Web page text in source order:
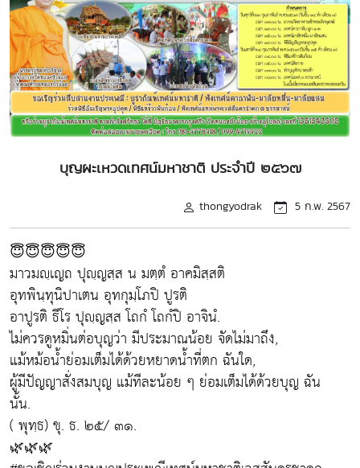
บุญผะเหวดเทศน์มหาชาติ ประจำปี ๒๕๖๗
thongyodrak 5 ก.พ. 2567
😇😇😇😇😇
มาวมญฺเญถ ปุญฺญสฺส น มตฺตํ อาคมิสฺสติ
อุทพินฺทุนิปาเตน อุทกุมฺโภปิ ปูรติ
อาปูรติ ธีโร ปุญฺญสฺส โถกํ โถกํปิ อาจินํ.
ไม่ควรดูหมิ่นต่อบุญว่า มีประมาณน้อย จัดไม่มาถึง,
แม้หม้อน้ำย่อมเต็มได้ด้วยหยาดน้ำที่ตก ฉันใด,
ผู้มีปัญญาสั่งสมบุญ แม้ทีละน้อย ๆ ย่อมเต็มได้ด้วยบุญ ฉัน
นั้น.
( พุทฺธ) ขุ. ธ. ๒๕/ ๓๑.
🌿🌿🌿